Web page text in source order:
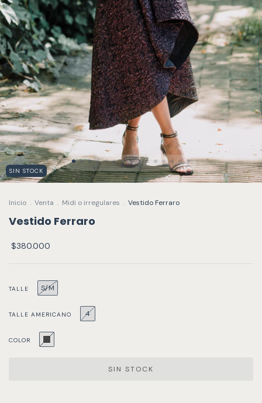
SIN STOCK
Inicio . Venta . Midi o irregulares . Vestido Ferraro
Vestido Ferraro
$380.000
TALLE S/M
TALLE AMERICANO 4
COLOR